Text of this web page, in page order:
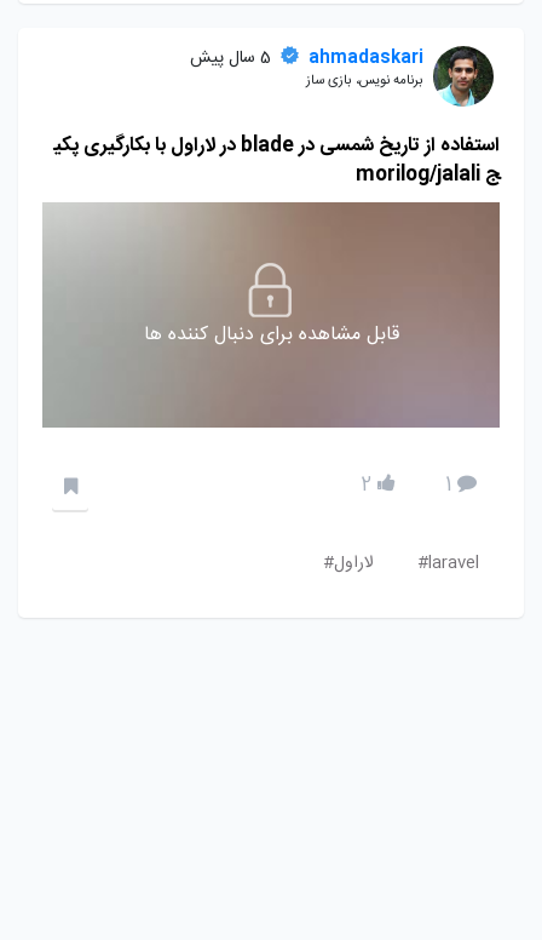
ahmadaskari 5 سال پیش
برنامه نویس، بازی ساز
استفاده از تاریخ شمسی در blade در لاراول با بکارگیری پکی
ج morilog/jalali
قابل مشاهده برای دنبال کننده ها
1
2
laravel# لاراول#